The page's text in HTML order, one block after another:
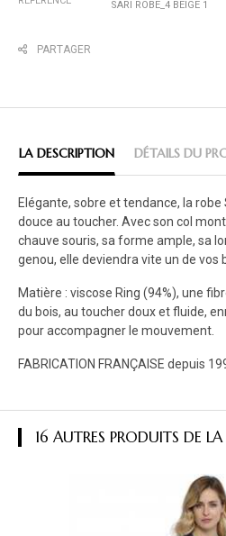
SARI ROBE_4 BEIGE 1
PARTAGER
LA DESCRIPTION DÉTAILS DU
Elégante, sobre et tendance, la
douce au toucher. Avec son col
chauve souris, sa forme ample, sa
genou, elle deviendra vite un de vos
Matière : viscose Ring (94%), une
du bois, au toucher doux et fluide,
pour accompagner le mouvement.
FABRICATION FRANÇAISE depuis
16 AUTRES PRODUITS DE